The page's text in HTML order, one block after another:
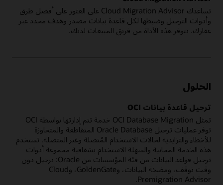
تساعدك Cloud Migration Advisor على العثور على أفضل طرق
وأدوات الترحيل وضبطها لكل قاعدة بيانات مصدر وهدف محدد عبر
عقارك. تتوفر هذه الأداة من فريق المبيعات لديك.
الحلول
ترحيل قاعدة بيانات OCI
تمثل OCI Database Migration خدمة تتم إدارتها بواسطة OCI
توفر عمليات ترحيل Oracle Database المتقاطعة والمتجاوزة
للأخطاء والتزايدية لحالات الاستخدام المُتصلة وغير المتصلة. تستخدم
هذه الخدمة المجانية والسهلة الاستخدام بشفافية مجموعة أدوات
ترحيل قواعد البيانات من فئة المؤسسات من Oracle: ترحيل دون
وقت توقف، ومضخة البيانات، وGoldenGate، وCloud
Premigration Advisor.